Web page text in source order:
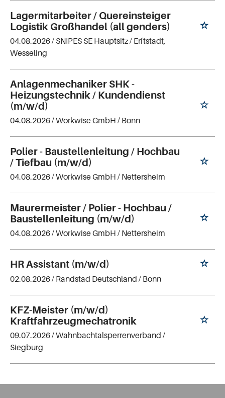
Lagermitarbeiter / Quereinsteiger
Logistik Großhandel (all genders)
04.08.2026 / SNIPES SE Hauptsitz/ Erftstadt,
Wesseling
Anlagenmechaniker SHK -
Heizungstechnik / Kundendienst
(m/w/d)
04.08.2026 /Workwise GmbH / Bonn
Polier - Baustellenleitung / Hochbau
/ Tiefbau (m/w/d)
04.08.2026 /Workwise GmbH / Nettersheim
Maurermeister / Polier - Hochbau /
Baustellenleitung (m/w/d)
04.08.2026 /Workwise GmbH / Nettersheim
HR Assistant (m/w/d)
02.08.2026 / Randstad Deutschland / Bonn
KFZ-Meister (m/w/d)
Kraftfahrzeugmechatronik
09.07.2026 /Wahnbachtalsperrenverband /
Siegburg